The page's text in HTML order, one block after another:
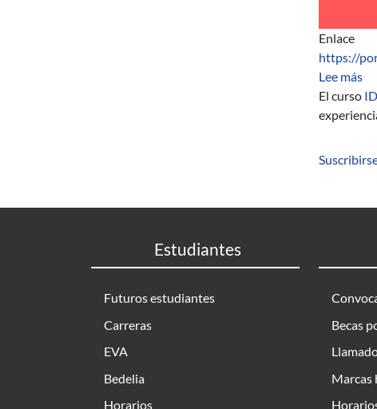
Enlace
https://
Lee más
El curso
Estudiantes
Futuros estudiantes
Carreras
EVA
Bedelia
Horarios
Becas
Marcas